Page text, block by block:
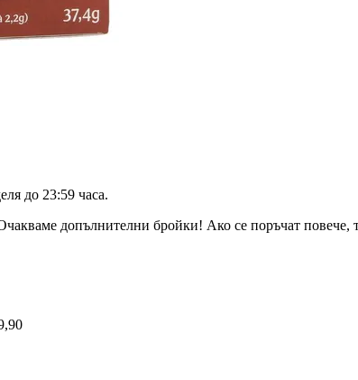
до 23:59 часа.
допълнителни бройки! Ако се поръчат повече,